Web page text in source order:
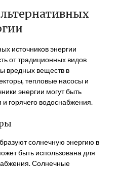
источников энергии
от традиционных видов
вредных веществ в
тепловые насосы и
энергии могут быть
горячего водоснабжения.
солнечную энергию в
быть использована для
Солнечные